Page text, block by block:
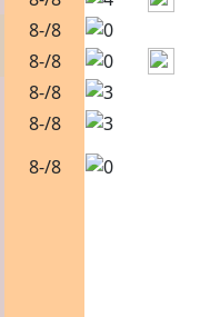
8-/8
8-/8
8-/8
8-/8
8-/8